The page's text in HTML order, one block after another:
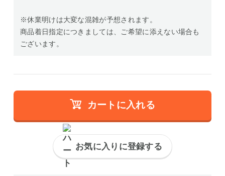
※休業明けは大変な混雑が予想されます。
商品着日指定につきましては、ご希望に添えない場合も
ございます。
カートに入れる
お気に入りに登録する